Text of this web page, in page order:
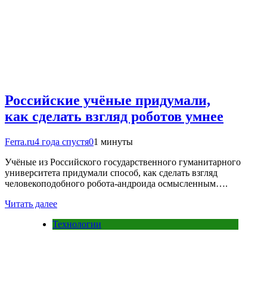
Российские учёные придумали,
как сделать взгляд роботов умнее
Ferra.ru4 года спустя01 минуты
Учёные из Российского государственного гуманитарного
университета придумали способ, как сделать взгляд
человекоподобного робота-андроида осмысленным….
Читать далее
Технологии